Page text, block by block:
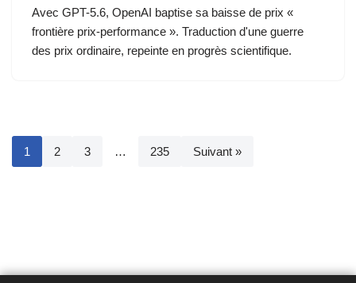
Avec GPT-5.6, OpenAI baptise sa baisse de prix «
frontière prix-performance ». Traduction d'une guerre
des prix ordinaire, repeinte en progrès scientifique.
1 2 3 … 235 Suivant »